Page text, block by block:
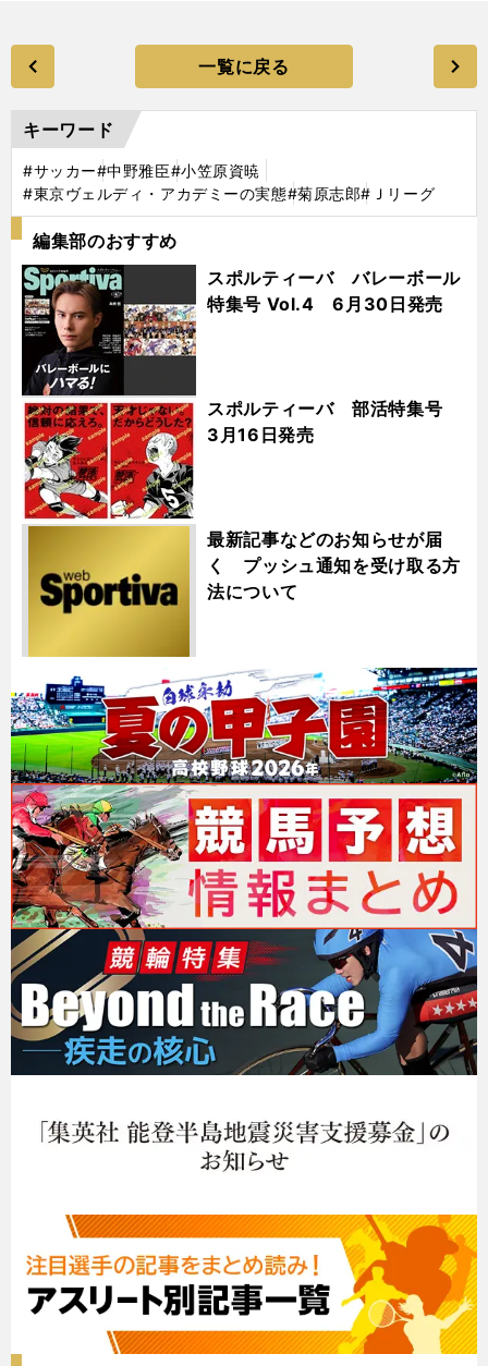
一覧に戻る
キーワード
#サッカー#中野雅臣#小笠原資暁
#東京ヴェルディ・アカデミーの実態#菊原志郎#Ｊリーグ
編集部のおすすめ
スポルティーバ バレーボール
特集号 Vol.4 6月30日発売
スポルティーバ 部活特集号
3月16日発売
最新記事などのお知らせが届
く プッシュ通知を受け取る方
法について